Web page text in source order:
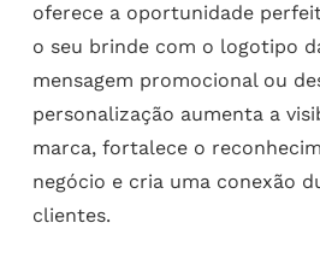
oferece a oportunidade
o seu brinde com o logotipo
mensagem promocional ou
personalização aumenta a
marca, fortalece o
negócio e cria uma conexão
clientes.